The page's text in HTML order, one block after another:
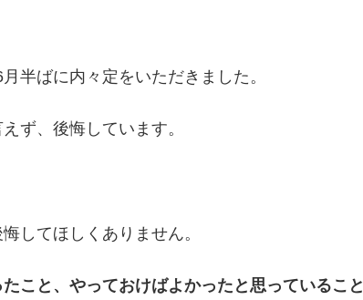
半ばに内々定をいただきました。
ず、後悔しています。
してほしくありません。
こと、やっておけばよかったと思っていること